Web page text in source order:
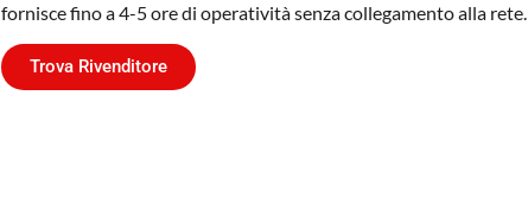
fornisce fino a 4-5 ore di operatività senza collegamento alla rete.
Trova Rivenditore